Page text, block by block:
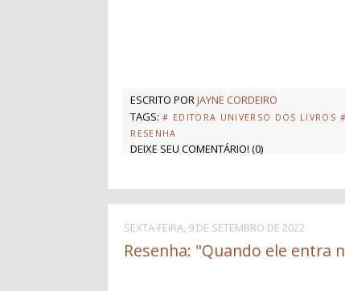
ESCRITO PORJAYNE CORDEIRO
TAGS: # EDITORA UNIVERSO DOS LIVROS
RESENHA
DEIXE SEU COMENTÁRIO!(0)
SEXTA-FEIRA, 9 DE SETEMBRO DE 2022
Resenha: "Quando ele entra